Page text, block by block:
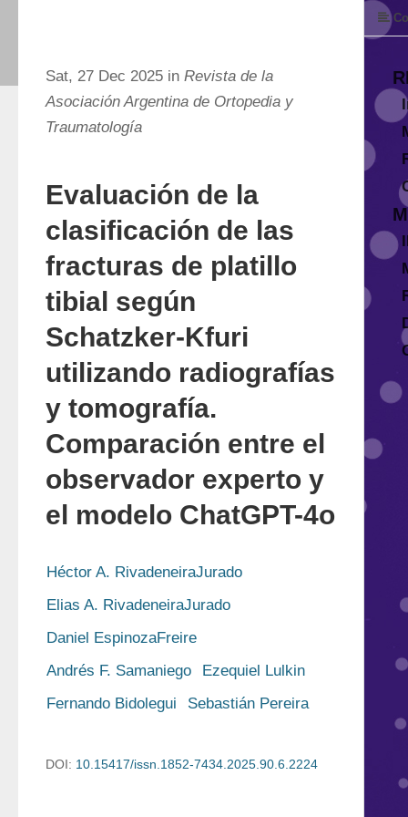
Sat, 27 Dec 2025 in Revista de la
Asociación Argentina de Ortopedia y
Traumatología
Evaluación de la
clasificación de las
fracturas de platillo
tibial según
Schatzker-Kfuri
utilizando radiografías
y tomografía.
Comparación entre el
observador experto y
el modelo ChatGPT-4o
Héctor A. RivadeneiraJurado
Elias A. RivadeneiraJurado
Daniel EspinozaFreire
Andrés F. Samaniego
Ezequiel Lulkin
Fernando Bidolegui
Sebastián Pereira
DOI: 10.15417/issn.1852-7434.2025.90.6.2224